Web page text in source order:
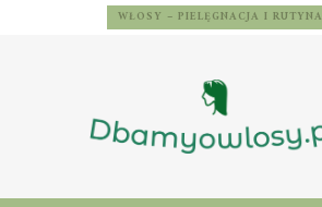
WŁOSY – PIELĘGNACJA I RUTYNA